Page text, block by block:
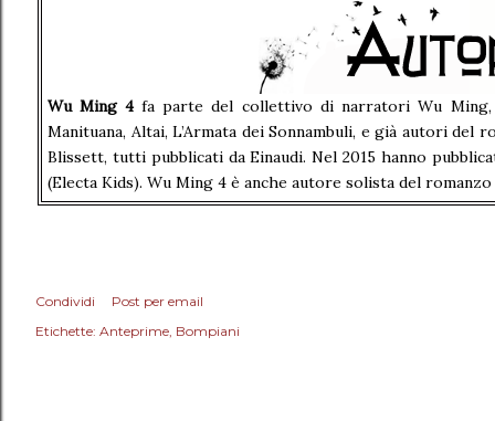
Wu Ming 4 fa parte del collettivo di narratori Wu
Manituana, Altai, L’Armata dei Sonnambuli, e già autori del
Blissett, tutti pubblicati da Einaudi. Nel 2015 hanno
(Electa Kids). Wu Ming 4 è anche autore solista del
Condividi
Post per email
Etichette: Anteprime Bompiani